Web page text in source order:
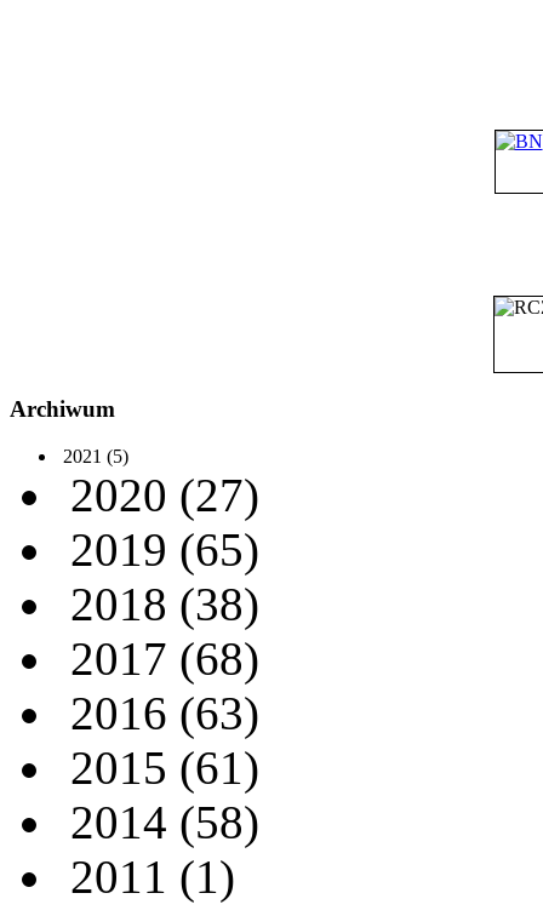
Archiwum
2021 (5)
2020 (27)
2019 (65)
2018 (38)
2017 (68)
2016 (63)
2015 (61)
2014 (58)
2011 (1)